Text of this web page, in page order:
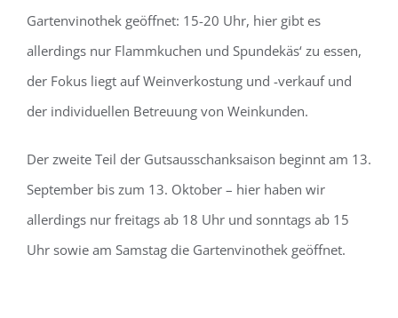
Gartenvinothek geöffnet: 15-20 Uhr, hier gibt es
allerdings nur Flammkuchen und Spundekäs‘ zu essen,
der Fokus liegt auf Weinverkostung und -verkauf und
der individuellen Betreuung von Weinkunden.
Der zweite Teil der Gutsausschanksaison beginnt am 13.
September bis zum 13. Oktober – hier haben wir
allerdings nur freitags ab 18 Uhr und sonntags ab 15
Uhr sowie am Samstag die Gartenvinothek geöffnet.